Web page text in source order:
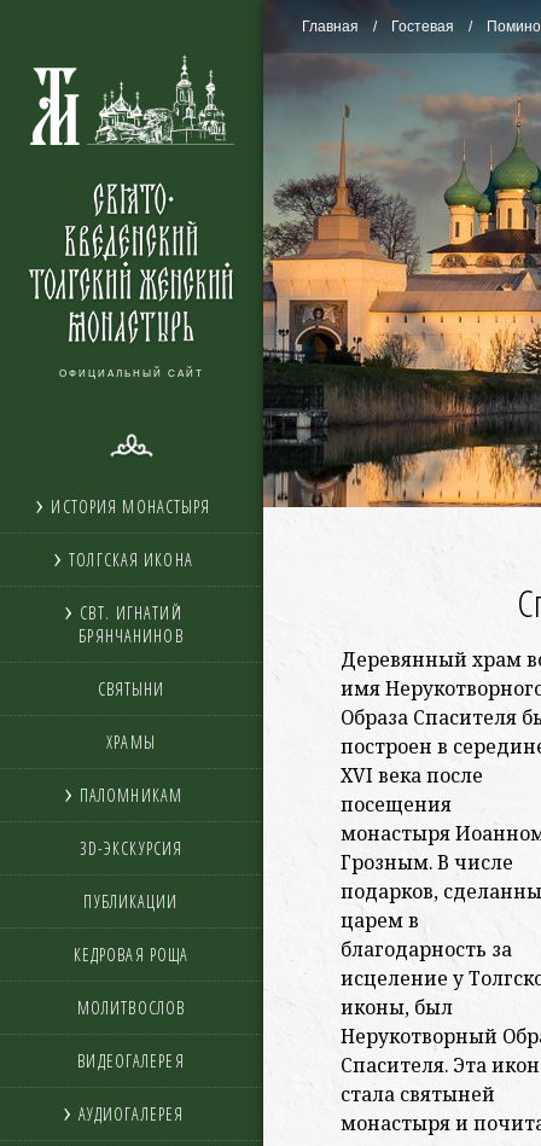
ОФИЦИАЛЬНЫЙ САЙТ
ИСТОРИЯ МОНАСТЫРЯ
ТОЛГСКАЯ ИКОНА
СВТ. ИГНАТИЙ
БРЯНЧАНИНОВ
СВЯТЫНИ
ХРАМЫ
ПАЛОМНИКАМ
3D-ЭКСКУРСИЯ
ПУБЛИКАЦИИ
КЕДРОВАЯ РОЩА
МОЛИТВОСЛОВ
ВИДЕОГАЛЕРЕЯ
АУДИОГАЛЕРЕЯ
Главная Гостевая
Деревянный храм
имя
Образа Спасителя
построен в
XVI века после
посещения
монастыря
Грозным. В числе
подарков,
царем в
благодарность за
исцеление у
иконы, был
Нерукотворный
Спасителя. Эта
стала святыней
монастыря и